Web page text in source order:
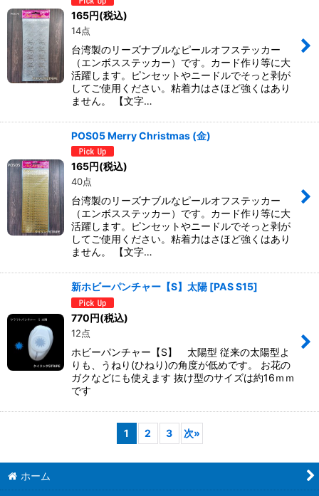
165円(税込)
14点
台湾製のリーズナブルなピールオフステッカー
（エンボスステッカー）です。カード作り等に大
活躍します。ピンセットやニードルでそっと剥が
してご使用ください。粘着力はさほど強くはあり
ません。 【文字…
POS05 Merry Christmas (金)
165円(税込)
40点
台湾製のリーズナブルなピールオフステッカー
（エンボスステッカー）です。カード作り等に大
活躍します。ピンセットやニードルでそっと剥が
してご使用ください。粘着力はさほど強くはあり
ません。 【文字…
新ホビーパンチャー【S】太陽 [PAS S15]
770円(税込)
12点
ホビーパンチャー【S】 太陽型 従来の太陽型よ
りも、うねり(ひねり)の角度が低めです。 お花の
ガクなどにも使えます 抜け型のサイズは約16ｍｍ
です
1 2 3 次»
ホーム